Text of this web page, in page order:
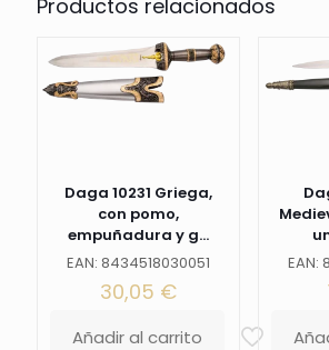
vaina
con
acabados
16239
cantidad
Productos relacionados
Daga 10231 Griega,
con pomo,
empuñadura y g...
EAN: 8434518030051
30,05 €
Añadir al carrito
EAN: